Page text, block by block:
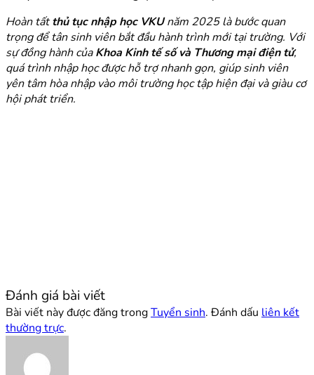
Hoàn tấtthủ tục nhập học VKUnăm 2025 là bước quan
trọng để tân sinh viên bắt đầu hành trình mới tại trường. Với
sự đồng hành củaKhoa Kinh tế số và Thương mại điện tử,
quá trình nhập học được hỗ trợ nhanh gọn, giúp sinh viên
yên tâm hòa nhập vào môi trường học tập hiện đại và giàu cơ
hội phát triển.
Đánh giá bài viết
Bài viết này được đăng trongTuyển sinh. Đánh dấu liên kết
thường trực.